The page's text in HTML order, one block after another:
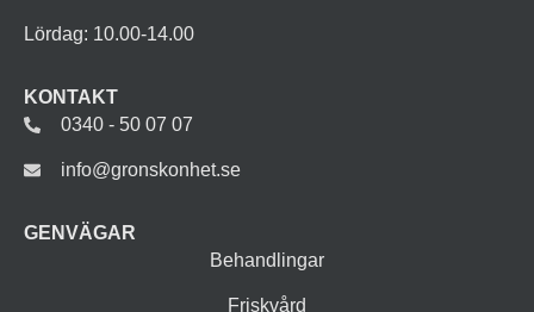
Lördag: 10.00-14.00
KONTAKT
0340 - 50 07 07
info@gronskonhet.se
GENVÄGAR
Behandlingar
Friskvård